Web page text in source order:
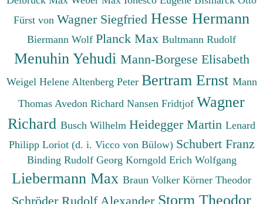
Fürst von Wagner Siegfried Hesse Hermann
Biermann Wolf Planck Max Bultmann Rudolf
Menuhin Yehudi Mann-Borgese Elisabeth
Weigel Helene Altenberg Peter Bertram Ernst Mann
Thomas Avedon Richard Nansen Fridtjof Wagner
Richard Busch Wilhelm Heidegger Martin Lenard
Philipp Loriot (d. i. Vicco von Bülow) Schubert Franz
Binding Rudolf Georg Korngold Erich Wolfgang
Liebermann Max Braun Volker Körner Theodor
Schröder Rudolf Alexander Storm Theodor